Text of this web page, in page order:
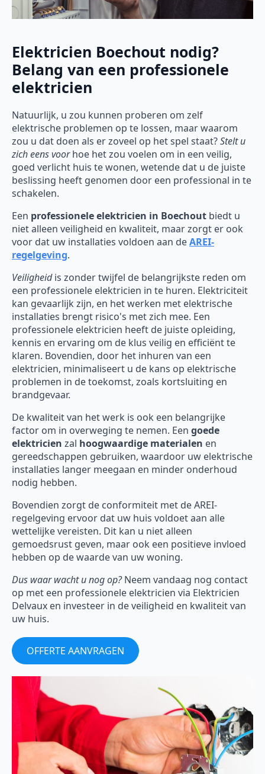
Elektricien Boechout nodig?
Belang van een professionele
elektricien
Natuurlijk, u zou kunnen proberen om zelf
elektrische problemen op te lossen, maar waarom
zou u dat doen als er zoveel op het spel staat?Stelt u
zich eens voorhoe het zou voelen om in een veilig,
goed verlicht huis te wonen, wetende dat u de juiste
beslissing heeft genomen door een professional in te
schakelen.
Een professionele elektricien in Boechout biedt u
niet alleen veiligheid en kwaliteit, maar zorgt er ook
voor dat uw installaties voldoen aan deAREI-
regelgeving.
Veiligheidis zonder twijfel de belangrijkste reden om
een professionele elektricien in te huren. Elektriciteit
kan gevaarlijk zijn, en het werken met elektrische
installaties brengt risico's met zich mee. Een
professionele elektricien heeft de juiste opleiding,
kennis en ervaring om de klus veilig en efficiënt te
klaren. Bovendien, door het inhuren van een
elektricien, minimaliseert u de kans op elektrische
problemen in de toekomst, zoals kortsluiting en
brandgevaar.
De kwaliteit van het werk is ook een belangrijke
factor om in overweging te nemen. Een goede
elektricien zal hoogwaardige materialen en
gereedschappen gebruiken, waardoor uw elektrische
installaties langer meegaan en minder onderhoud
nodig hebben.
Bovendien zorgt de conformiteit met de AREI-
regelgeving ervoor dat uw huis voldoet aan alle
wettelijke vereisten. Dit kan u niet alleen
gemoedsrust geven, maar ook een positieve invloed
hebben op de waarde van uw woning.
Dus waar wacht u nog op?Neem vandaag nog contact
op met een professionele elektricien via Elektricien
Delvaux en investeer in de veiligheid en kwaliteit van
uw huis.
OFFERTE AANVRAGEN